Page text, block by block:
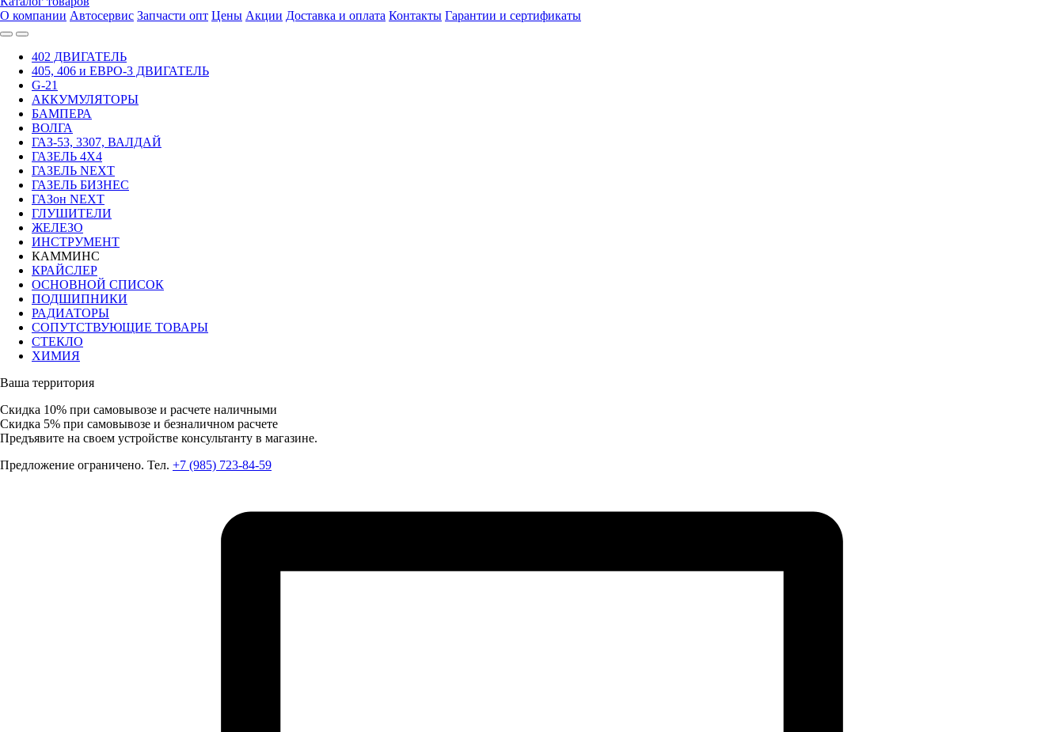
О компании Автосервис Запчасти опт Цены Акции Доставка и оплата Контакты Гарантии и сертификаты
402 ДВИГАТЕЛЬ
405, 406 и ЕВРО-3 ДВИГАТЕЛЬ
G-21
АККУМУЛЯТОРЫ
БАМПЕРА
ВОЛГА
ГАЗ-53, 3307, ВАЛДАЙ
ГАЗЕЛЬ 4Х4
ГАЗЕЛЬ NEXT
ГАЗЕЛЬ БИЗНЕС
ГАЗон NEXT
ГЛУШИТЕЛИ
ЖЕЛЕЗО
ИНСТРУМЕНТ
КАММИНС
КРАЙСЛЕР
ОСНОВНОЙ СПИСОК
ПОДШИПНИКИ
РАДИАТОРЫ
СОПУТСТВУЮЩИЕ ТОВАРЫ
СТЕКЛО
ХИМИЯ
Ваша территория
Скидка 10% при самовывозе и расчете наличными
Скидка 5% при самовывозе и безналичном расчете
Предъявите на своем устройстве консультанту в магазине.
Предложение ограничено. Тел. +7 (985) 723-84-59